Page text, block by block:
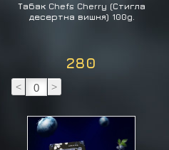
Табак Chefs Cherry (Стигла
десертна вишня) 100g.
280
< >